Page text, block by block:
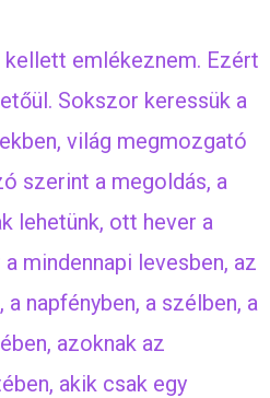
emlékeznem. Ezért
Sokszor keressük a
világ megmozgató
szerint a megoldás, a
lehetünk, ott hever a
mindennapi levesben, az
napfényben, a szélben, a
azoknak az
akik csak egy